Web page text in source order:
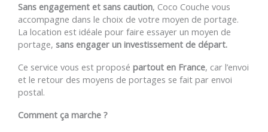
Sans engagement et sans caution, Coco Couche vous
accompagne dans le choix de votre moyen de portage.
La location est idéale pour faire essayer un moyen de
portage, sans engager un investissement de départ.
Ce service vous est proposé partout en France, car l’envoi
et le retour des moyens de portages se fait par envoi
postal.
Comment ça marche ?